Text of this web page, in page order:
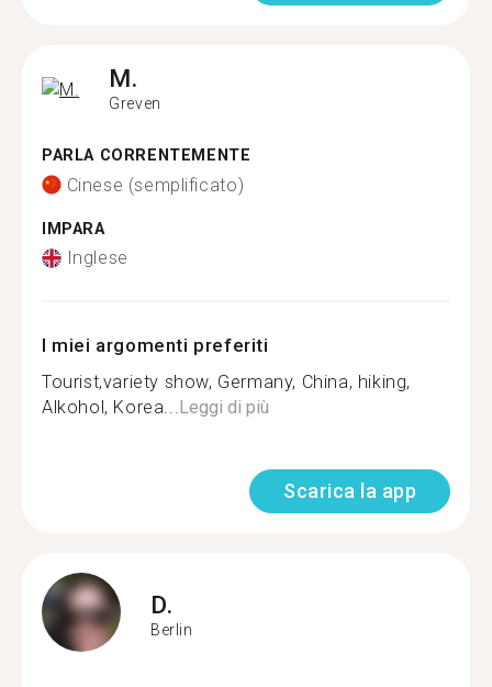
M.
Greven
PARLA CORRENTEMENTE
Cinese (semplificato)
IMPARA
Inglese
I miei argomenti preferiti
Tourist,variety show, Germany, China, hiking,
Alkohol, Korea...Leggi di più
Scarica la app
D.
Berlin